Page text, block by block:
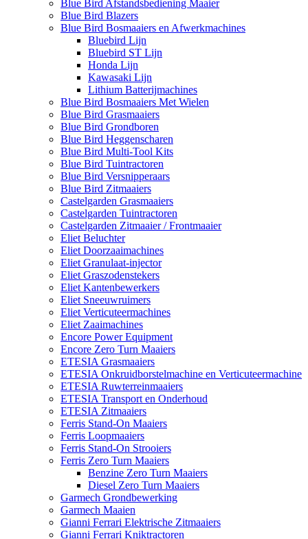
Blue Bird Afstandsbediening Maaier
Blue Bird Blazers
Blue Bird Bosmaaiers en Afwerkmachines
Bluebird Lijn
Bluebird ST Lijn
Honda Lijn
Kawasaki Lijn
Lithium Batterijmachines
Blue Bird Bosmaaiers Met Wielen
Blue Bird Grasmaaiers
Blue Bird Grondboren
Blue Bird Heggenscharen
Blue Bird Multi-Tool Kits
Blue Bird Tuintractoren
Blue Bird Versnipperaars
Blue Bird Zitmaaiers
Castelgarden Grasmaaiers
Castelgarden Tuintractoren
Castelgarden Zitmaaier / Frontmaaier
Eliet Beluchter
Eliet Doorzaaimachines
Eliet Granulaat-injector
Eliet Graszodenstekers
Eliet Kantenbewerkers
Eliet Sneeuwruimers
Eliet Verticuteermachines
Eliet Zaaimachines
Encore Power Equipment
Encore Zero Turn Maaiers
ETESIA Grasmaaiers
ETESIA Onkruidborstelmachine en Verticuteermachine
ETESIA Ruwterreinmaaiers
ETESIA Transport en Onderhoud
ETESIA Zitmaaiers
Ferris Stand-On Maaiers
Ferris Loopmaaiers
Ferris Stand-On Strooiers
Ferris Zero Turn Maaiers
Benzine Zero Turn Maaiers
Diesel Zero Turn Maaiers
Garmech Grondbewerking
Garmech Maaien
Gianni Ferrari Elektrische Zitmaaiers
Gianni Ferrari Kniktractoren